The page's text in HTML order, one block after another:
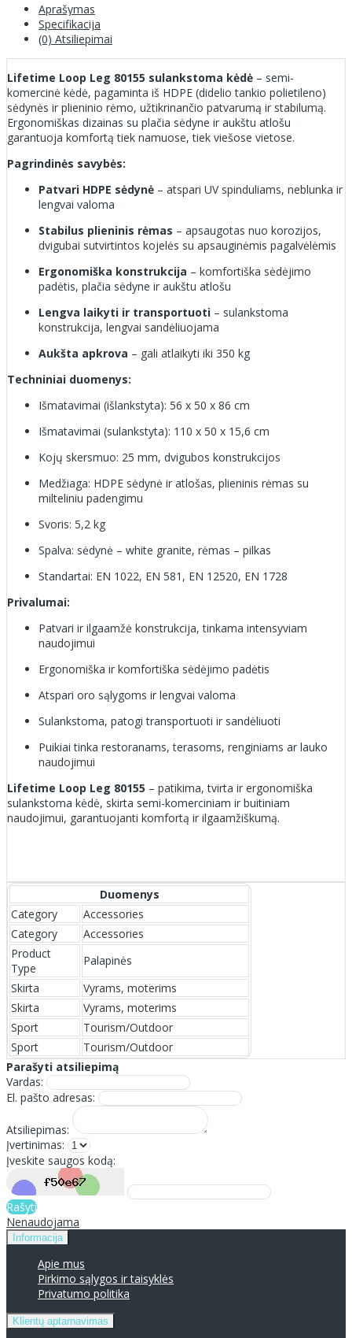
Aprašymas
Specifikacija
(0) Atsiliepimai
Lifetime Loop Leg 80155 sulankstoma kėdė – semi-
komercinė kėdė, pagaminta iš HDPE (didelio tankio polietileno)
sėdynės ir plieninio rėmo, užtikrinančio patvarumą ir stabilumą.
Ergonomiškas dizainas su plačia sėdyne ir aukštu atlošu
garantuoja komfortą tiek namuose, tiek viešose vietose.
Pagrindinės savybės:
Patvari HDPE sėdynė – atspari UV spinduliams, neblunka ir
lengvai valoma
Stabilus plieninis rėmas – apsaugotas nuo korozijos,
dvigubai sutvirtintos kojelės su apsauginėmis pagalvėlėmis
Ergonomiška konstrukcija – komfortiška sėdėjimo
padėtis, plačia sėdyne ir aukštu atlošu
Lengva laikyti ir transportuoti – sulankstoma
konstrukcija, lengvai sandėliuojama
Aukšta apkrova – gali atlaikyti iki 350 kg
Techniniai duomenys:
Išmatavimai (išlankstyta): 56 x 50 x 86 cm
Išmatavimai (sulankstyta): 110 x 50 x 15,6 cm
Kojų skersmuo: 25 mm, dvigubos konstrukcijos
Medžiaga: HDPE sėdynė ir atlošas, plieninis rėmas su
milteliniu padengimu
Svoris: 5,2 kg
Spalva: sėdynė – white granite, rėmas – pilkas
Standartai: EN 1022, EN 581, EN 12520, EN 1728
Privalumai:
Patvari ir ilgaamžė konstrukcija, tinkama intensyviam
naudojimui
Ergonomiška ir komfortiška sėdėjimo padėtis
Atspari oro sąlygoms ir lengvai valoma
Sulankstoma, patogi transportuoti ir sandėliuoti
Puikiai tinka restoranams, terasoms, renginiams ar lauko
naudojimui
Lifetime Loop Leg 80155 – patikima, tvirta ir ergonomiška
sulankstoma kėdė, skirta semi-komerciniam ir buitiniam
naudojimui, garantuojanti komfortą ir ilgaamžiškumą.
Duomenys
Category
Accessories
Category
Accessories
Product
Type
Palapinės
Skirta
Vyrams, moterims
Skirta
Vyrams, moterims
Sport
Tourism/Outdoor
Sport
Tourism/Outdoor
Parašyti atsiliepimą
Vardas:
El. pašto adresas:
Atsiliepimas:
Įvertinimas:
Įveskite saugos kodą:
Rašyti
Nenaudojama
Informacija
Apie mus
Pirkimo sąlygos ir taisyklės
Privatumo politika
Klientų aptarnavimas